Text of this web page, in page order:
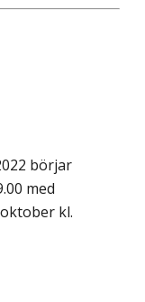
börjar
med
kl.